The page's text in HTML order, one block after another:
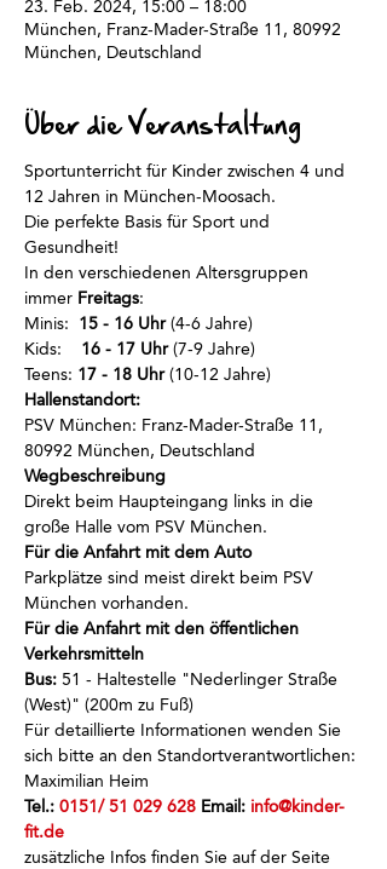
23. Feb. 2024, 15:00 – 18:00
München, Franz-Mader-Straße 11, 80992
München, Deutschland
Über die Veranstaltung
Sportunterricht für Kinder zwischen 4 und
12 Jahren in München-Moosach.
Die perfekte Basis für Sport und
Gesundheit!
In den verschiedenen Altersgruppen
immer Freitags:
Minis: 15 - 16 Uhr (4-6 Jahre)
Kids: 16 - 17 Uhr (7-9 Jahre)
Teens: 17 - 18 Uhr (10-12 Jahre)
Hallenstandort:
PSV München: Franz-Mader-Straße 11,
80992 München, Deutschland
Wegbeschreibung
Direkt beim Haupteingang links in die
große Halle vom PSV München.
Für die Anfahrt mit dem Auto
Parkplätze sind meist direkt beim PSV
München vorhanden.
Für die Anfahrt mit den öffentlichen
Verkehrsmitteln
Bus: 51 - Haltestelle "Nederlinger Straße
(West)" (200m zu Fuß)
Für detaillierte Informationen wenden Sie
sich bitte an den Standortverantwortlichen:
Maximilian Heim
Tel.: 0151/ 51 029 628 Email: info@kinder-
fit.de
zusätzliche Infos finden Sie auf der Seite